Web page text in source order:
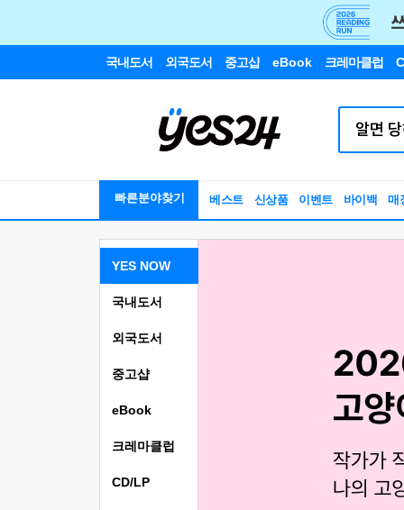
국내도서 외국도서 중고샵 eBook 크레마클럽
빠른분야찾기 베스트 신상품 이벤트 바이백 매
YES NOW
국내도서
외국도서
중고샵
eBook
크레마클럽
CD/LP